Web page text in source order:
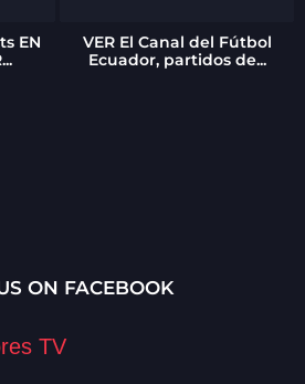
EN
VER El Canal del Fútbol
Ecuador, partidos de...
ON FACEBOOK
TV